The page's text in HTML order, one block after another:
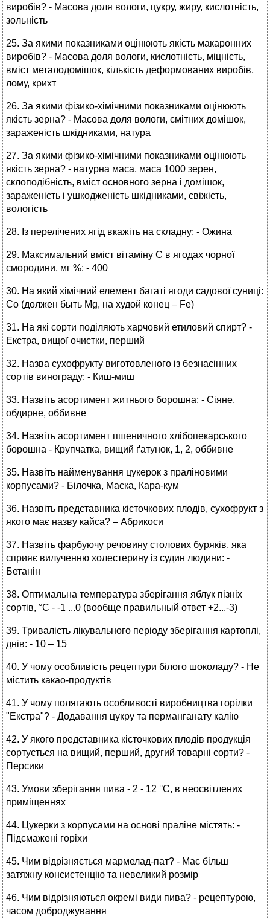
виробів? - Масова доля вологи, цукру, жиру, кислотність,
зольність
25. За якими показниками оцінюють якість макаронних
виробів? - Масова доля вологи, кислотність, міцність,
вміст металодомішок, кількість деформованих виробів,
лому, крихт
26. За якими фізико-хімічними показниками оцінюють
якість зерна? - Масова доля вологи, смітних домішок,
зараженість шкідниками, натура
27. За якими фізико-хімічними показниками оцінюють
якість зерна? - натурна маса, маса 1000 зерен,
склоподібність, вміст основного зерна і домішок,
зараженість і ушкодженість шкідниками, свіжість,
вологість
28. Із перелічених ягід вкажіть на складну: - Ожина
29. Максимальний вміст вітаміну С в ягодах чорної
смородини, мг %: - 400
30. На який хімічний елемент багаті ягоди садової суниці:
Со (должен быть Mg, на худой конец – Fe)
31. На які сорти поділяють харчовий етиловий спирт? -
Екстра, вищої очистки, перший
32. Назва сухофрукту виготовленого із безнасінних
сортів винограду: - Киш-миш
33. Назвіть асортимент житнього борошна: - Сіяне,
обдирне, оббивне
34. Назвіть асортимент пшеничного хлібопекарського
борошна - Крупчатка, вищий ґатунок, 1, 2, оббивне
35. Назвіть найменування цукерок з праліновими
корпусами? - Білочка, Маска, Кара-кум
36. Назвіть представника кісточкових плодів, сухофрукт з
якого має назву кайса? – Абрикоси
37. Назвіть фарбуючу речовину столових буряків, яка
сприяє вилученню холестерину із судин людини: -
Бетанін
38. Оптимальна температура зберігання яблук пізніх
сортів, °С - -1 ...0 (вообще правильный ответ +2...-3)
39. Тривалість лікувального періоду зберігання картоплі,
днів: - 10 – 15
40. У чому особливість рецептури білого шоколаду? - Не
містить какао-продуктів
41. У чому полягають особливості виробництва горілки
"Екстра"? - Додавання цукру та перманганату калію
42. У якого представника кісточкових плодів продукція
сортується на вищий, перший, другий товарні сорти? -
Персики
43. Умови зберігання пива - 2 - 12 °С, в неосвітлених
приміщеннях
44. Цукерки з корпусами на основі праліне містять: -
Підсмажені горіхи
45. Чим відрізняється мармелад-пат? - Має більш
затяжну консистенцію та невеликий розмір
46. Чим відрізняються окремі види пива? - рецептурою,
часом доброджування